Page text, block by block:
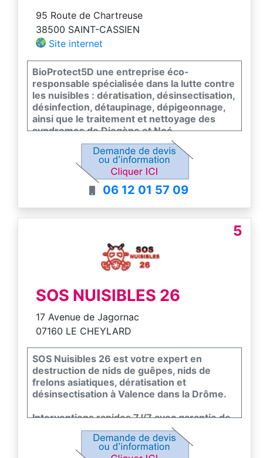
95 Route de Chartreuse
38500 SAINT-CASSIEN
Site internet
BioProtect5D une entreprise éco-
responsable spécialisée dans la lutte contre
les nuisibles : dératisation, désinsectisation,
désinfection, détaupinage, dépigeonnage,
ainsi que le traitement et nettoyage des
syndromes de Diogène et Noé.
06 12 01 57 09
5
SOS NUISIBLES 26
17 Avenue de Jagornac
07160 LE CHEYLARD
SOS Nuisibles 26 est votre expert en
destruction de nids de guêpes, nids de
frelons asiatiques, dératisation et
désinsectisation à Valence dans la Drôme.
Interventions rapides 7J/7 avec garantie de
résultat en Drôme et dans le Nord de